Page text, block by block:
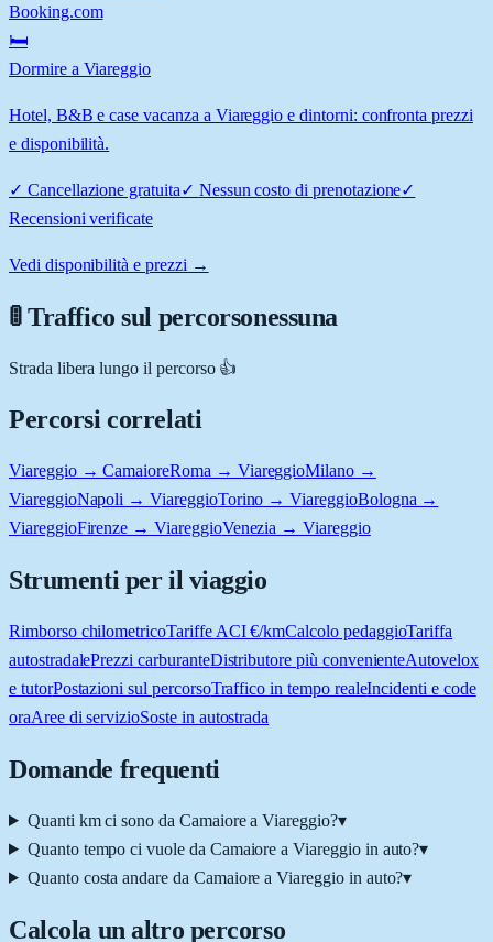
Booking.com
🛏️
Dormire a Viareggio
Hotel, B&B e case vacanza a Viareggio e dintorni: confronta prezzi
e disponibilità.
✓ Cancellazione gratuita✓ Nessun costo di prenotazione✓
Recensioni verificate
Vedi disponibilità e prezzi →
🚦 Traffico sul percorsonessuna
Strada libera lungo il percorso 👍
Percorsi correlati
Viareggio → CamaioreRoma → ViareggioMilano →
ViareggioNapoli → ViareggioTorino → ViareggioBologna →
ViareggioFirenze → ViareggioVenezia → Viareggio
Strumenti per il viaggio
Rimborso chilometricoTariffe ACI €/kmCalcolo pedaggioTariffa
autostradalePrezzi carburanteDistributore più convenienteAutovelox
e tutorPostazioni sul percorsoTraffico in tempo realeIncidenti e code
oraAree di servizioSoste in autostrada
Domande frequenti
Quanti km ci sono da Camaiore a Viareggio?▾
Quanto tempo ci vuole da Camaiore a Viareggio in auto?▾
Quanto costa andare da Camaiore a Viareggio in auto?▾
Calcola un altro percorso